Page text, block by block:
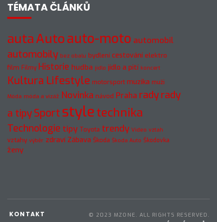
TÉMATA ČLÁNKŮ
autaAutoauto-moto automobil
automobily bez obalu bydlení cestování elektro
film Filmy Historie hudba jídlo jídlo a pití koncert
Kultura Lifestyle motorsport muzika muži
Móda móda a vizáž Novinka návod Praha radyrady
a tipySport styletechnika
Technologie tipy Toyota trendy Video vztah
vztahy výběr zdraví Zábava Škoda Škoda Auto Škodovka
ženy
© 2023 MZONE. ALL RIGHTS RESERVED.
KONTAKT